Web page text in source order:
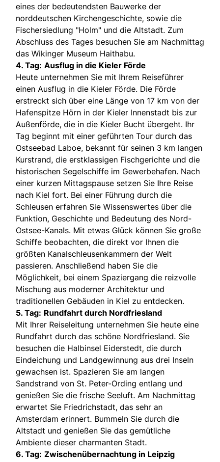
eines der bedeutendsten Bauwerke der
norddeutschen Kirchengeschichte, sowie die
Fischersiedlung "Holm" und die Altstadt. Zum
Abschluss des Tages besuchen Sie am Nachmittag
das Wikinger Museum Haithabu.
4. Tag: Ausflug in die Kieler Förde
Heute unternehmen Sie mit Ihrem Reiseführer
einen Ausflug in die Kieler Förde. Die Förde
erstreckt sich über eine Länge von 17 km von der
Hafenspitze Hörn in der Kieler Innenstadt bis zur
Außenförde, die in die Kieler Bucht übergeht. Ihr
Tag beginnt mit einer geführten Tour durch das
Ostseebad Laboe, bekannt für seinen 3 km langen
Kurstrand, die erstklassigen Fischgerichte und die
historischen Segelschiffe im Gewerbehafen. Nach
einer kurzen Mittagspause setzen Sie Ihre Reise
nach Kiel fort. Bei einer Führung durch die
Schleusen erfahren Sie Wissenswertes über die
Funktion, Geschichte und Bedeutung des Nord-
Ostsee-Kanals. Mit etwas Glück können Sie große
Schiffe beobachten, die direkt vor Ihnen die
größten Kanalschleusenkammern der Welt
passieren. Anschließend haben Sie die
Möglichkeit, bei einem Spaziergang die reizvolle
Mischung aus moderner Architektur und
traditionellen Gebäuden in Kiel zu entdecken.
5. Tag: Rundfahrt durch Nordfriesland
Mit Ihrer Reiseleitung unternehmen Sie heute eine
Rundfahrt durch das schöne Nordfriesland. Sie
besuchen die Halbinsel Eiderstedt, die durch
Eindeichung und Landgewinnung aus drei Inseln
gewachsen ist. Spazieren Sie am langen
Sandstrand von St. Peter-Ording entlang und
genießen Sie die frische Seeluft. Am Nachmittag
erwartet Sie Friedrichstadt, das sehr an
Amsterdam erinnert. Bummeln Sie durch die
Altstadt und genießen Sie das gemütliche
Ambiente dieser charmanten Stadt.
6. Tag: Zwischenübernachtung in Leipzig